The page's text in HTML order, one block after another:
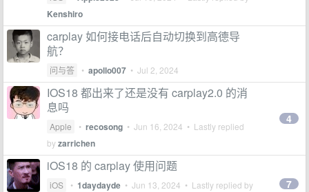
Kenshiro
carplay 如何接电话后自动切换到高德导
航？
问与答 • apollo007 • Jul 2, 2024
IOS18 都出来了还是没有 carplay2.0 的消
息吗
Apple • recosong • Jun 16, 2024 • Lastly replied
byzarrichen
4
iOS18 的 carplay 使用问题
iOS • 1daydayde • Jun 13, 2024 • Lastly replied by 7